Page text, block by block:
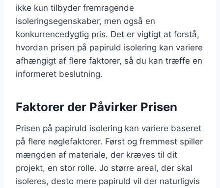
ikke kun tilbyder fremragende
isoleringsegenskaber, men også en
konkurrencedygtig pris. Det er vigtigt at forstå,
hvordan prisen på papiruld isolering kan variere
afhængigt af flere faktorer, så du kan træffe en
informeret beslutning.
Faktorer der Påvirker Prisen
Prisen på papiruld isolering kan variere baseret
på flere nøglefaktorer. Først og fremmest spiller
mængden af materiale, der kræves til dit
projekt, en stor rolle. Jo større areal, der skal
isoleres, desto mere papiruld vil der naturligvis